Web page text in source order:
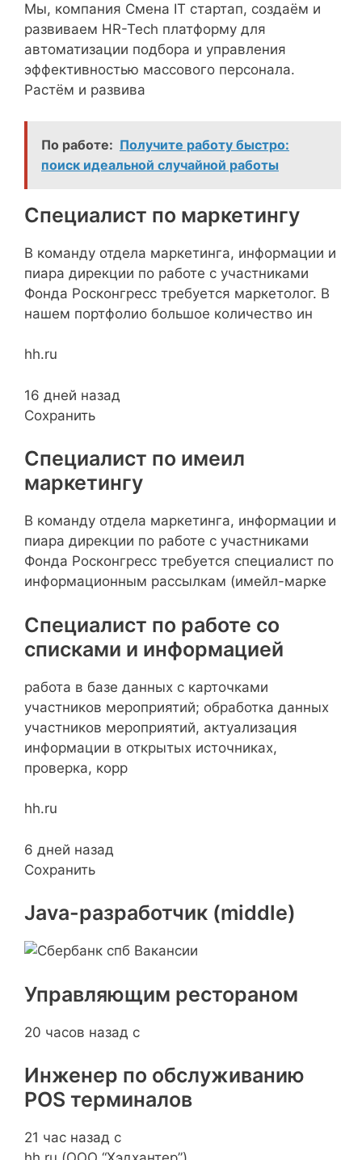
Мы, компания Смена IT стартап, создаём и
развиваем HR-Tech платформу для
автоматизации подбора и управления
эффективностью массового персонала.
Растём и развива
По работе: Получите работу быстро:
поиск идеальной случайной работы
Специалист по маркетингу
В команду отдела маркетинга, информации и
пиара дирекции по работе с участниками
Фонда Росконгресс требуется маркетолог. В
нашем портфолио большое количество ин
hh.ru
16 дней назад
Сохранить
Специалист по имеил
маркетингу
В команду отдела маркетинга, информации и
пиара дирекции по работе с участниками
Фонда Росконгресс требуется специалист по
информационным рассылкам (имейл-марке
Специалист по работе со
списками и информацией
работа в базе данных с карточками
участников мероприятий; обработка данных
участников мероприятий, актуализация
информации в открытых источниках,
проверка, корр
hh.ru
6 дней назад
Сохранить
Java-разработчик (middle)
Управляющим рестораном
20 часов назад с
Инженер по обслуживанию
POS терминалов
21 час назад с